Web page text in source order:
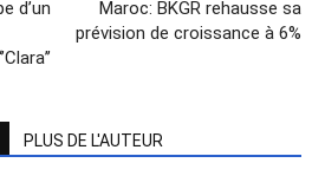
d’un
Maroc: BKGR rehausse sa
prévision de croissance à 6%
PLUS DE L'AUTEUR